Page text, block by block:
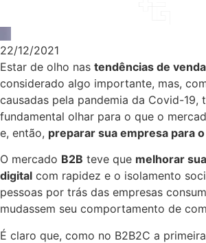
22/12/2021
Estar de olho nas tendências de
considerado algo importante, mas,
causadas pela pandemia da Covid-19,
fundamental olhar para o que o
e, então, preparar sua empresa para
O mercado B2B teve que melhorar
digital com rapidez e o isolamento
pessoas por trás das empresas
mudassem seu comportamento de
É claro que, como no B2B2C a